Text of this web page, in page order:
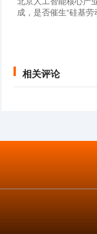
成，是否催生“硅基劳
相关评论